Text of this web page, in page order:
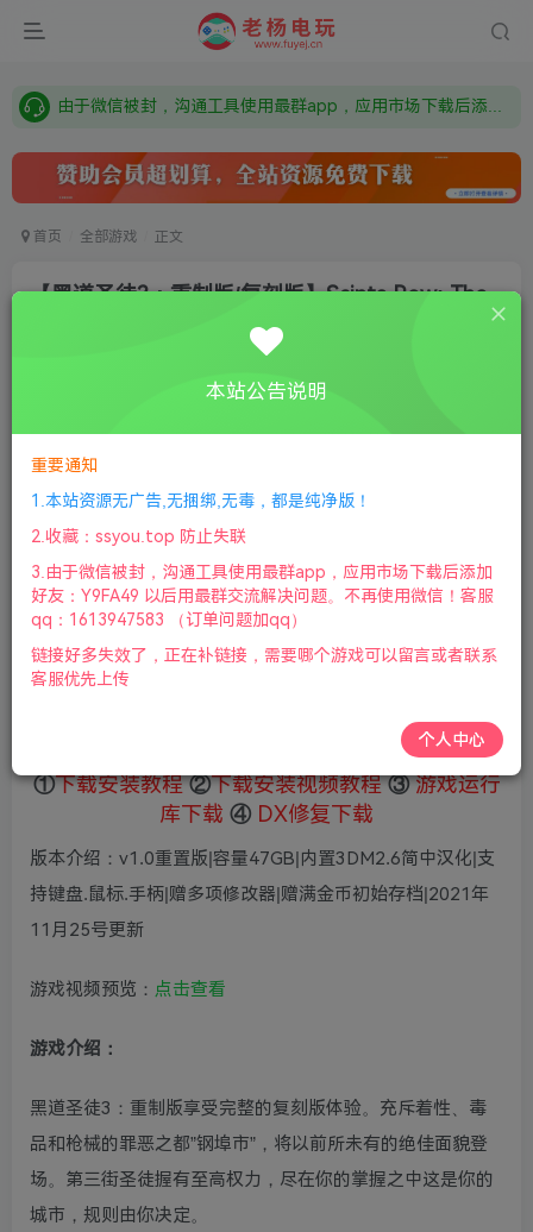
需要什么游戏请联系客服，若链接失效请联系客服，百度网盘边上的激活码也是解压密码
由于微信被封，沟通工具使用最群app，应用市场下载后添加好友：Y9FA49 以后用最群交流解决问题。不再使用微信！
首页 全部游戏 正文
【黑道圣徒3：重制版/复刻版】Saints Row: The
此内容为付费资源，请付费后查看
鲜花 5 鲜花 36
赞助会员 免费
登录购买
支付成功后请刷新网页
付费资源
①下载安装教程 ②下载安装视频教程 ③ 游戏运行
库下载 ④ DX修复下载
版本介绍：v1.0重置版|容量47GB|内置3DM2.6简中汉化|支
持键盘.鼠标.手柄|赠多项修改器|赠满金币初始存档|2021年
11月25号更新
游戏视频预览： 点击查看
游戏介绍：
黑道圣徒3：重制版享受完整的复刻版体验。充斥着性、毒
品和枪械的罪恶之都”钢埠市”，将以前所未有的绝佳面貌登
场。第三街圣徒握有至高权力，尽在你的掌握之中这是你的
城市，规则由你决定。
本站公告说明
重要通知
1.本站资源无广告,无捆绑,无毒，都是纯净版！
2.收藏：ssyou.top 防止失联
3.由于微信被封，沟通工具使用最群app，应用市场下载后添加
好友：Y9FA49 以后用最群交流解决问题。不再使用微信！客服
qq：1613947583 （订单问题加qq）
链接好多失效了，正在补链接，需要哪个游戏可以留言或者联系
客服优先上传
个人中心